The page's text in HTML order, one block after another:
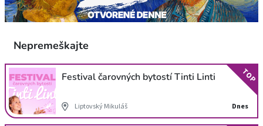
Nepremeškajte
Festival čarovných bytostí Tinti Linti
Liptovský Mikuláš Dnes
TOP